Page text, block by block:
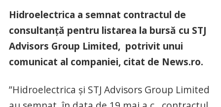
Hidroelectrica a semnat contractul de
consultanţă pentru listarea la bursă cu STJ
Advisors Group Limited, potrivit unui
comunicat al companiei, citat de News.ro.
”Hidroelectrica şi STJ Advisors Group Limited